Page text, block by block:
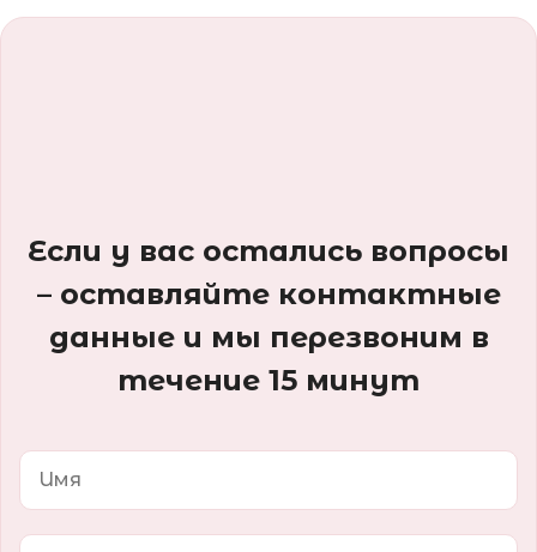
Если у вас остались вопросы
– оставляйте контактные
данные и мы перезвоним в
течение 15 минут